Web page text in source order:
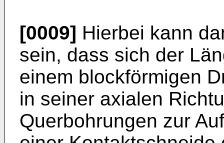
[0009] Hierbei kann
sein, dass sich der
einem blockförmigen
in seiner axialen
Querbohrungen zur